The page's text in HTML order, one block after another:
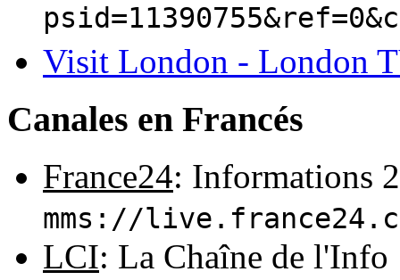
Visit London - London
Canales en Francés
France24: Informations
mms://
LCI: La Chaîne de l'Info